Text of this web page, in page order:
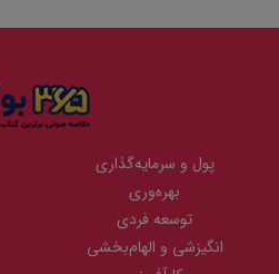
پول و سرمایه‌گذاری
بهره‌وری
توسعه فردی
انگیزشی و الهام‌بخشی